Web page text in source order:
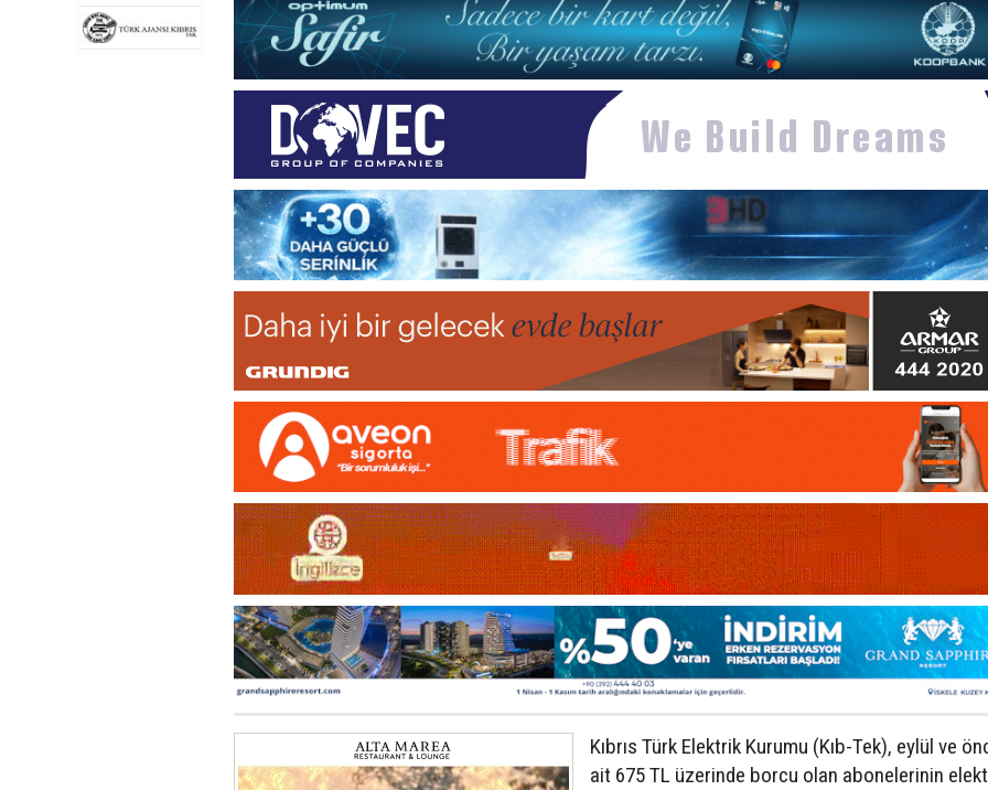
Kıbrıs Türk Elektrik Kurumu (Kıb-Tek), eylül ve
ait 675 TL üzerinde borcu olan abonelerinin